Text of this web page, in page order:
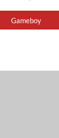
Gameboy